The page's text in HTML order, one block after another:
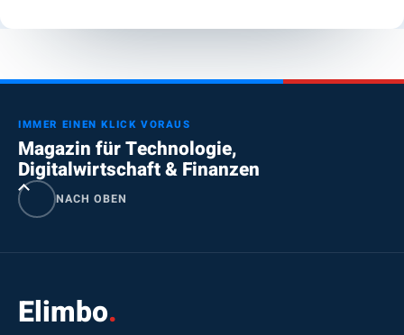
IMMER EINEN KLICK VORAUS
Magazin für Technologie,
Digitalwirtschaft & Finanzen
NACH OBEN
Elimbo